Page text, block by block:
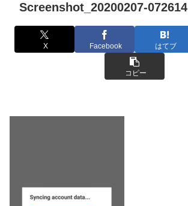
Screenshot_20200207-072614
X Facebook はてブ
コピー